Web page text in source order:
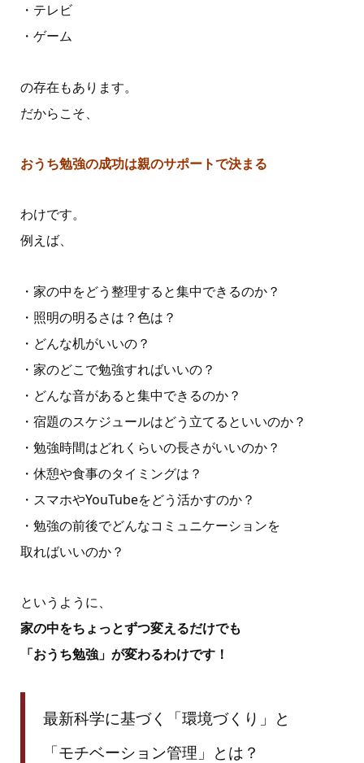
・テレビ
・ゲーム
の存在もあります。
だからこそ、
おうち勉強の成功は親のサポートで決まる
わけです。
例えば、
・家の中をどう整理すると集中できるのか？
・照明の明るさは？色は？
・どんな机がいいの？
・家のどこで勉強すればいいの？
・どんな音があると集中できるのか？
・宿題のスケジュールはどう立てるといいのか？
・勉強時間はどれくらいの長さがいいのか？
・休憩や食事のタイミングは？
・スマホやYouTubeをどう活かすのか？
・勉強の前後でどんなコミュニケーションを
取ればいいのか？
というように、
家の中をちょっとずつ変えるだけでも
「おうち勉強」が変わるわけです！
最新科学に基づく
「環境づくり」と
「モチベーション管理」とは？